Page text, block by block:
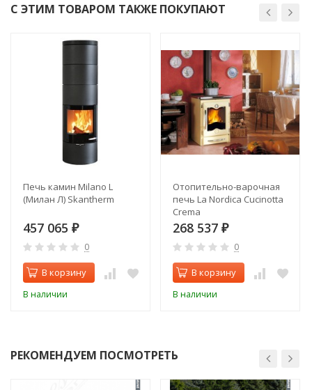
С ЭТИМ ТОВАРОМ ТАКЖЕ ПОКУПАЮТ
Печь камин Milano L
(Милан Л) Skantherm
457 065 ₽
0
В корзину
В наличии
Отопительно-варочная
печь La Nordica Cucinotta
Crema
268 537 ₽
0
В корзину
В наличии
РЕКОМЕНДУЕМ ПОСМОТРЕТЬ